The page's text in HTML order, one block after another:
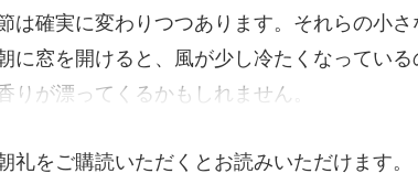
は確実に変わりつつあります。それらの小
に窓を開けると、風が少し冷たくなってい
りが漂ってくるかもしれません。
礼をご購読いただくとお読みいただけます。